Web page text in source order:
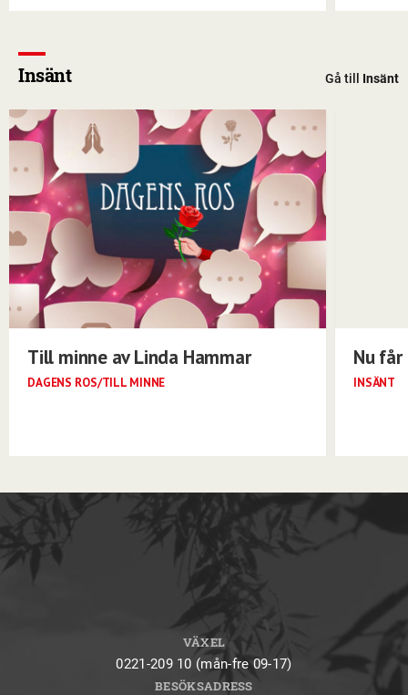
Insänt Gå till Insänt
Till minne av Linda Hammar
DAGENS ROS/TILL MINNE
Nu
INSÄNT
VÄXEL
0221-209 10 (mån-fre 09-17)
BESÖKSADRESS